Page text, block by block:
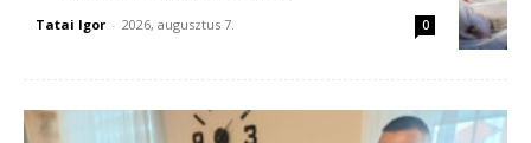
Tatai Igor - 2026, augusztus 7. 0